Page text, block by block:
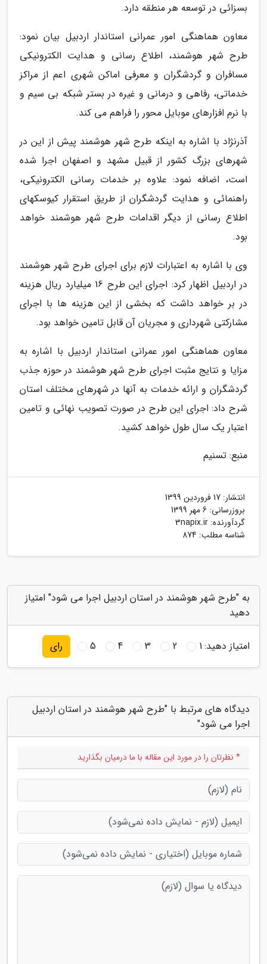
بسزائی در توسعه هر منطقه دارد.
معاون هماهنگی امور عمرانی استاندار اردبیل بیان نمود:
طرح شهر هوشمند، اطلاع رسانی و هدایت الکترونیکی
مسافران و گردشگران و معرفی اماکن شهری اعم از مراکز
خدماتی، رفاهی و درمانی و غیره در بستر شبکه بی سیم و
با نرم افزارهای موبایل محور را فراهم می کند.
آذرنژاد با اشاره به اینکه طرح شهر هوشمند پیش از این در
شهرهای بزرگ کشور از قبیل مشهد و اصفهان اجرا شده
است، اضافه نمود: علاوه بر خدمات رسانی الکترونیکی،
راهنمائی و هدایت گردشگران از طریق استقرار کیوسکهای
اطلاع رسانی از دیگر اقدامات طرح شهر هوشمند خواهد
بود.
وی با اشاره به اعتبارات لازم برای اجرای طرح شهر هوشمند
در اردبیل اظهار کرد: اجرای این طرح 16 میلیارد ریال هزینه
در بر خواهد داشت که بخشی از این هزینه ها با اجرای
مشارکتی شهرداری و مجریان آن قابل تامین خواهد بود.
معاون هماهنگی امور عمرانی استاندار اردبیل با اشاره به
مزایا و نتایج مثبت اجرای طرح شهر هوشمند در حوزه جذب
گردشگران و ارائه خدمات به آنها در شهرهای مختلف استان
شرح داد: اجرای این طرح در صورت تصویب نهائی و تامین
اعتبار یک سال طول خواهد کشید.
منبع: تسنیم
انتشار: 17 فروردین 1399
بروزرسانی: 6 مهر 1399
گردآورنده: 3napix.ir
شناسه مطلب: 874
به "طرح شهر هوشمند در استان اردبیل اجرا می شود" امتیاز
دهید
امتیاز دهید:1
2
3
4
5 رای
دیدگاه های مرتبط با "طرح شهر هوشمند در استان اردبیل
اجرا می شود"
* نظرتان را در مورد این مقاله با ما درمیان بگذارید